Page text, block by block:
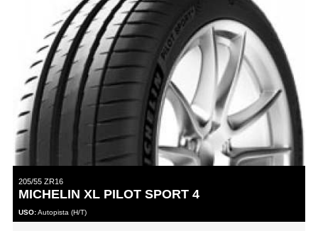
205/55 ZR16
MICHELIN XL PILOT SPORT 4
USO:Autopista (H/T)